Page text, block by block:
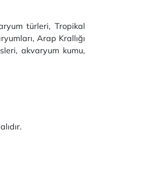
türleri, Tropikal
Arap Krallığı
akvaryum kumu,